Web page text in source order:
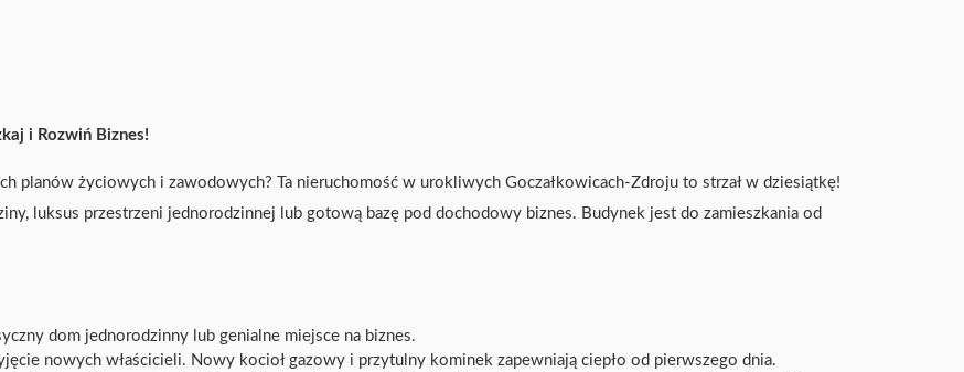
i Rozwiń Biznes!
planów życiowych i zawodowych? Ta nieruchomość w urokliwych Goczałkowicach-Zdroju to strzał w dziesiątkę!
luksus przestrzeni jednorodzinnej lub gotową bazę pod dochodowy biznes. Budynek jest do zamieszkania od
dom jednorodzinny lub genialne miejsce na biznes.
nowych właścicieli. Nowy kocioł gazowy i przytulny kominek zapewniają ciepło od pierwszego dnia.